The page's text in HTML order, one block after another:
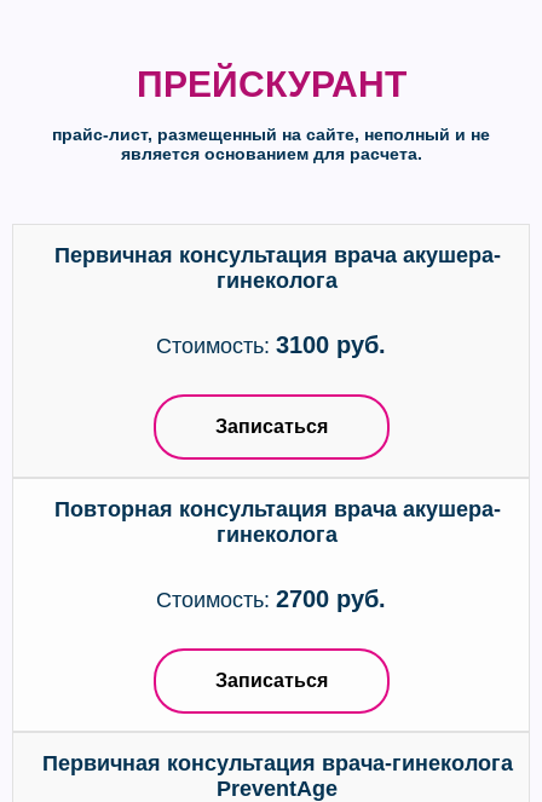
ПРЕЙСКУРАНТ
прайс-лист, размещенный на сайте, неполный и не
является основанием для расчета.
Первичная консультация врача акушера-
гинеколога
Стоимость: 3100 руб.
Записаться
Повторная консультация врача акушера-
гинеколога
Стоимость: 2700 руб.
Записаться
Первичная консультация врача-гинеколога
PreventAge